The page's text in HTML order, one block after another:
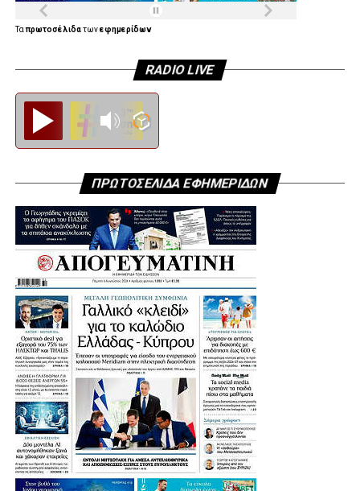
Ταπρωτοσέλιδατωνεφημερίδων
RADIO LIVE
ΠΡΩΤΟΣΕΛΙΔΑ ΕΦΗΜΕΡΙΔΩΝ